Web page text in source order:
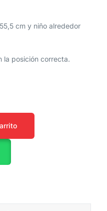
cm y niño alrededor
la posición correcta.